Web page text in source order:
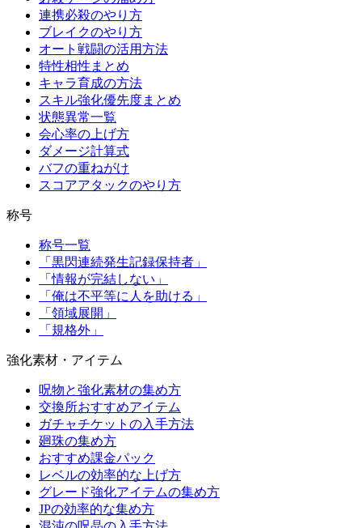
連携必殺のやり方
ブレイクのやり方
オート戦闘の活用方法
特性相性まとめ
キャラ育成の方法
スキル強化優先度まとめ
状態異常一覧
会心率の上げ方
ダメージ計算式
バフの重ねがけ
スコアアタックのやり方
称号
称号一覧
「黒閃連続発生記録保持者」
「情報が完結しない」
「俺は不平等に人を助ける」
「領域展開」
「規格外」
強化素材・アイテム
呪物と強化素材の集め方
交換所おすすめアイテム
ガチャチケットの入手方法
廻珠の集め方
おすすめ課金パック
レベルの効率的な上げ方
グレード強化アイテムの集め方
JPの効率的な集め方